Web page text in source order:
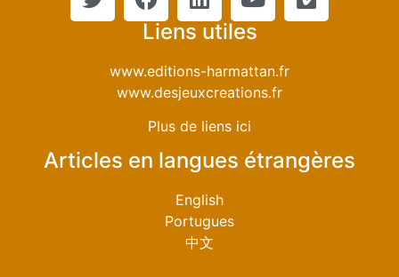
Liens utiles
www.editions-harmattan.fr
www.desjeuxcreations.fr
Plus de liens ici
Articles en langues étrangères
English
Portugues
中文